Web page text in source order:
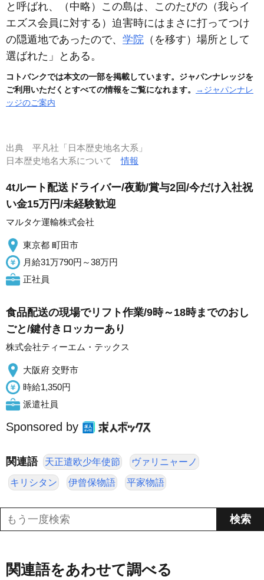
と呼ばれ、
（中略） この島は、このたびの （我らイ
エズス会員に対する） 迫害時にはまさに打ってつけ
の隠遁地であったので、 学院 （を移す） 場所として
選ばれた」とある。
コトバンクでは本文の一部を掲載しています。ジャパンナレッジを
ご利用いただくとすべての情報をご覧になれます。
→ジャパンナレ
ッジのご案内
出典 平凡社「日本歴史地名大系」
日本歴史地名大系について情報
4tルート配送ドライバー/夜勤/賞与2回/今だけ入社祝
い金15万円/未経験歓迎
マルタケ運輸株式会社
東京都 町田市
月給31万790円～38万円
正社員
食品配送の現場でリフト作業/9時～18時までのおし
ごと/鍵付きロッカーあり
株式会社ティーエム・テックス
大阪府 交野市
時給1,350円
派遣社員
Sponsored by
関連語 天正遣欧少年使節 ヴァリニャーノ
キリシタン 伊曾保物語 平家物語
関連語をあわせて調べる